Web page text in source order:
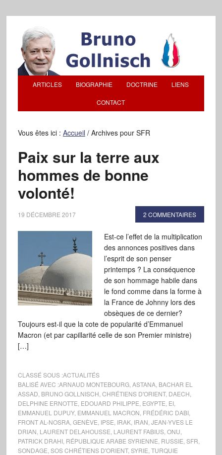
ARTICLES BIOGRAPHIE DOCTRINE LIENS
CONTACT
Vous êtes ici : Accueil /Archives pour SFR
Paix sur la terre aux
hommes de bonne
volonté!
19 DÉCEMBRE 2017 2 COMMENTAIRES
Est-ce l’effet de la multiplication
des annonces positives dans
l’esprit de son penser
printemps ? La conséquence
de son hommage habile dans
le fond comme dans la forme à
la France de Johnny lors des
obsèques de ce dernier?
Toujours est-il que la cote de popularité d’Emmanuel
Macron (et par capillarité celle de son Premier ministre)
[…]
CLASSÉ SOUS :ACTUALITÉS
BALISÉ AVEC :ARNAUD MONTEBOURG, ASTANA, BACHAR EL
ASSAD BRUNO GOLLNISCH CHRÉTIENS D'ORIENT, DAECH
DELPHINE ERNOTTE EDOUARD PHILIPPE EGYPTE EI,
EMMANUEL DUPUY, EMMANUEL MACRON FRÉDÉRIC DABI,
FRONT AL-NOSRA, GENÈVE IPSE IRAK, IRAN JEAN-YVES LE
DRIAN LAURENT DELAHOUSSE LAURENT FABIUS, ONU
PATRICK DRAHI, RÉPUBLIQUE ARABE SYRIENNE RUSSIE SFR
SONDAGE SOS CHRÉTIENS D'ORIENT, SYRIE TURQUIE